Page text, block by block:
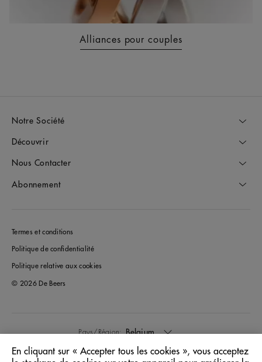
Alliances pour couples
Notre Société
Découvrir
Nous Contacter
Abonnement
Termes et conditions
Politique de confidentialité
Politique relative aux cookies
© 2026 De Beers
Pays/Région: Belgium
En cliquant sur « Accepter tous les cookies », vous acceptez